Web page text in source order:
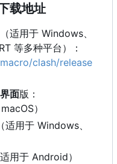
载地址
适用于 Windows、
等多种平台）：
clash/release
面版：
macOS）
（适用于 Windows、
适用于 Android）